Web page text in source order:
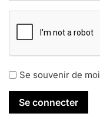
Se souvenir de moi